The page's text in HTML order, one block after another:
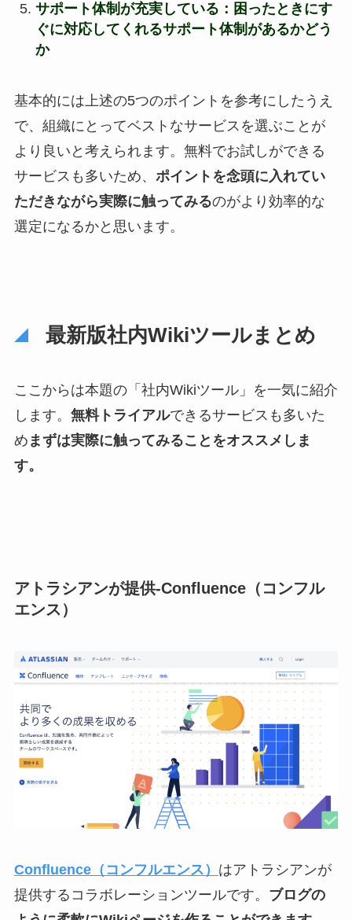
サポート体制が充実している ：困ったときにす
ぐに対応してくれるサポート体制があるかどう
か
基本的には上述の5つのポイントを参考にしたうえ
で、組織にとってベストなサービスを選ぶことが
より良いと考えられます。無料でお試しができる
サービスも多いため、 ポイントを念頭に入れてい
ただきながら実際に触ってみるのがより効率的な
選定になるかと思います。
最新版社内Wikiツールまとめ
ここからは本題の「社内Wikiツール」を一気に紹介
します。 無料トライアルできるサービスも多いた
め まずは実際に触ってみることをオススメしま
す。
アトラシアンが提供-Confluence（コンフル
エンス）
Confluence（コンフルエンス） はアトラシアンが
提供するコラボレーションツールです。 ブログの